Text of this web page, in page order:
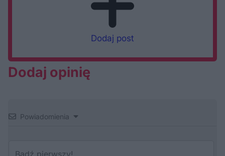
Dodaj post
Dodaj opinię
Powiadomienia